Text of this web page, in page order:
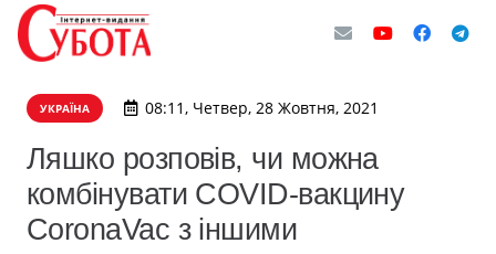
УКРАЇНА 08:11, Четвер, 28 Жовтня, 2021
Ляшко розповів, чи можна
комбінувати COVID-вакцину
CoronaVac з іншими